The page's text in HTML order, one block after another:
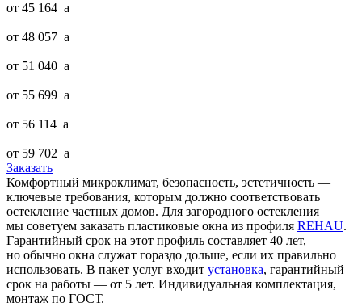
от 45 164 a
от 48 057 a
от 51 040 a
от 55 699 a
от 56 114 a
от 59 702 a
Заказать
Комфортный микроклимат, безопасность, эстетичность —
ключевые требования, которым должно соответствовать
остекление частных домов. Для загородного остекления
мы советуем заказать пластиковые окна из профиля REHAU.
Гарантийный срок на этот профиль составляет 40 лет,
но обычно окна служат гораздо дольше, если их правильно
использовать. В пакет услуг входит установка, гарантийный
срок на работы — от 5 лет. Индивидуальная комплектация,
монтаж по ГОСТ.